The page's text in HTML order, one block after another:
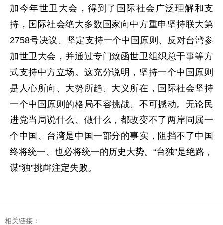
加今年世卫大会，得到了国际社会广泛理解和支
持，国际社会绝大多数国家向中方重申坚持联大第
2758号决议、坚定支持一个中国原则、反对台湾参
加世卫大会，并通过专门致函世卫组织总干事等方
式支持中方立场。这充分说明，坚持一个中国原则
是人心所向、大势所趋、大义所在，国际社会坚持
一个中国原则的格局不容挑战、不可撼动。无论民
进党当局说什么、做什么，都改变不了两岸同属一
个中国、台湾是中国一部分的事实，阻挡不了中国
终将统一、也必将统一的历史大势。“台独”是绝路，
谋“独”挑衅注定失败。
相关链接：